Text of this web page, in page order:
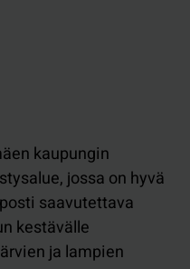
kaupungin
jossa on hyvä
saavutettava
kestävälle
ja lampien